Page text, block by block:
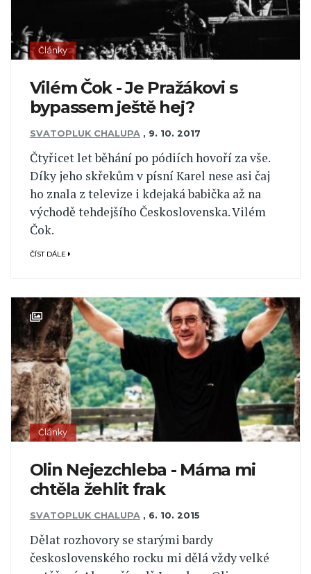
Články
Vilém Čok - Je Pražákovi s
bypassem ještě hej?
SVATOPLUK CHALUPA , 9. 10. 2017
Čtyřicet let běhání po pódiích hovoří za vše.
Díky jeho skřekům v písní Karel nese asi čaj
ho znala z televize i kdejaká babička až na
východě tehdejšího Československa. Vilém
Čok.
ČÍST DÁLE
Články
Olin Nejezchleba - Máma mi
chtěla žehlit frak
SVATOPLUK CHALUPA , 6. 10. 2015
Dělat rozhovory se starými bardy
československého rocku mi dělá vždy velké